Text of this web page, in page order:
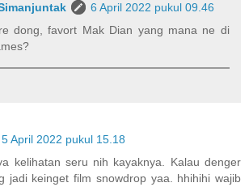
6 April 2022 pukul 09.46
dong, favort Mak Dian yang mana ne di
5 April 2022 pukul 15.18
kelihatan seru nih kayaknya. Kalau denger
jadi keinget film snowdrop yaa. hhihihi wajib